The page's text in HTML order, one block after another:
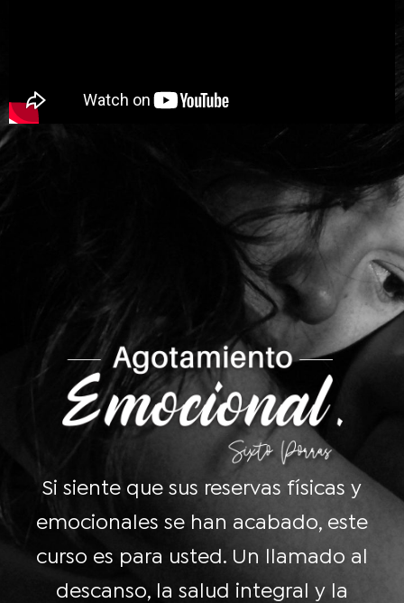
Si siente que sus reservas físicas y
emocionales se han acabado, este
curso es para usted. Un llamado al
descanso, la salud integral y la